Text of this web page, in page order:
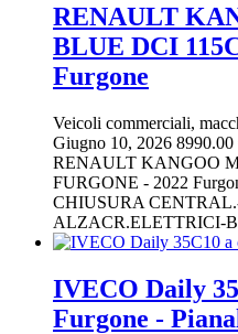
RENAULT
BLUE DCI
Furgone
Veicoli commerciali,
Giugno 10, 2026 8990.00
RENAULT KANGOO
FURGONE - 2022
CHIUSURA
ALZACR.ELETTRICI-
IVECO Daily
Furgone -